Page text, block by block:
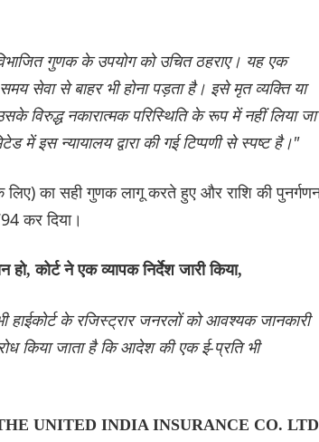
गुणक के उपयोग को उचित ठहराए। यह एक
सेवा से बाहर भी होना पड़ता है। इसे मृत व्यक्ति या
विरुद्ध नकारात्मक परिस्थिति के रूप में नहीं लिया जा
में इस न्यायालय द्वारा की गई टिप्पणी से स्पष्ट है।"
का सही गुणक लागू करते हुए और राशि की
कर दिया।
कोर्ट ने एक व्यापक निर्देश जारी किया,
हाईकोर्ट के रजिस्ट्रार जनरलों को आवश्यक जानकारी
किया जाता है कि आदेश की एक ई-प्रति भी
UNITED INDIA INSURANCE CO.